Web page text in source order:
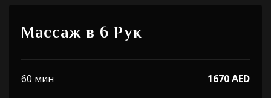
Массаж в 6 Рук
60 мин
1670 AED